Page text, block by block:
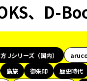
、D-
Jシリーズ（国内）
島旅 御朱印 歴史時代